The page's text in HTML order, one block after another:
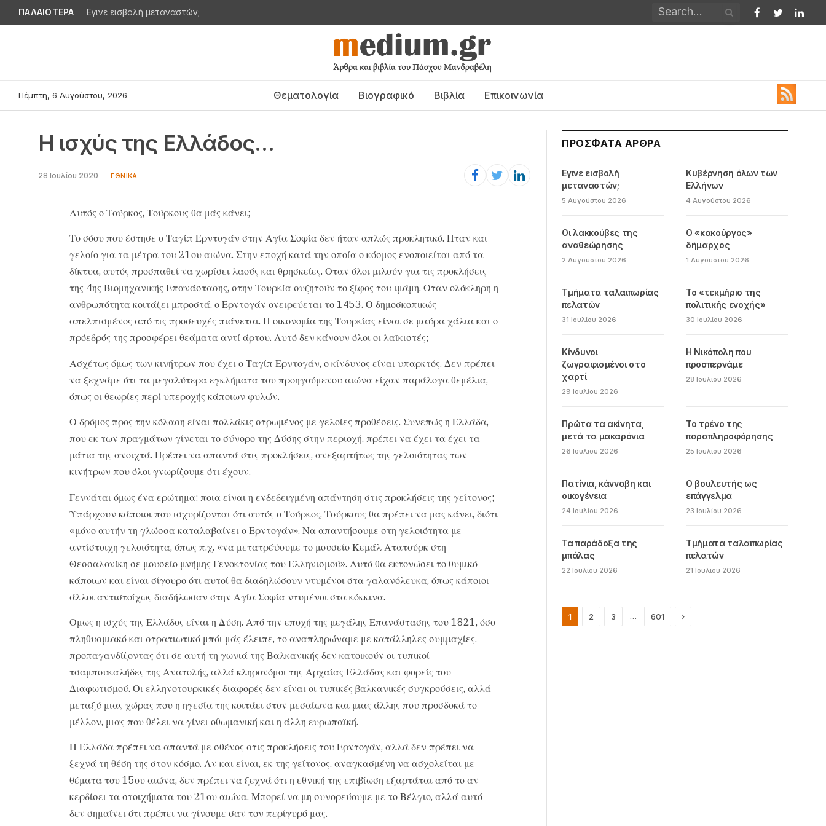
ΠΑΛΑΙΟΤΕΡΑ Εγινε εισβολή μεταναστών;
Facebook
Twitter
Πέμπτη, 6 Αυγούστου, 2026 Θεματολογία Βιογραφικό Βιβλία Επικοινωνία
Η ισχύς της Ελλάδος…
28 Ιουλίου 2020 ΕΘΝΙΚΆ
Αυτός ο Τούρκος, Τούρκους θα μάς κάνει;
Το σόου που έστησε ο Ταγίπ Ερντογάν στην Αγία Σοφία δεν ήταν απλώς προκλητικό. Ηταν και
γελοίο για τα μέτρα του 21ου αιώνα. Στην εποχή κατά την οποία ο κόσμος ενοποιείται από τα
δίκτυα, αυτός προσπαθεί να χωρίσει λαούς και θρησκείες. Οταν όλοι μιλούν για τις προκλήσεις
της 4ης Βιομηχανικής Επανάστασης, στην Τουρκία συζητούν το ξίφος του ιμάμη. Οταν ολόκληρη η
ανθρωπότητα κοιτάζει μπροστά, ο Ερντογάν ονειρεύεται το 1453. Ο δημοσκοπικώς
απελπισμένος από τις προσευχές πιάνεται. Η οικονομία της Τουρκίας είναι σε μαύρα χάλια και ο
πρόεδρός της προσφέρει θεάματα αντί άρτου. Αυτό δεν κάνουν όλοι οι λαϊκιστές;
Ασχέτως όμως των κινήτρων που έχει ο Ταγίπ Ερντογάν, ο κίνδυνος είναι υπαρκτός. Δεν πρέπει
να ξεχνάμε ότι τα μεγαλύτερα εγκλήματα του προηγούμενου αιώνα είχαν παράλογα θεμέλια,
όπως οι θεωρίες περί υπεροχής κάποιων φυλών.
Ο δρόμος προς την κόλαση είναι πολλάκις στρωμένος με γελοίες προθέσεις. Συνεπώς η Ελλάδα,
που εκ των πραγμάτων γίνεται το σύνορο της Δύσης στην περιοχή, πρέπει να έχει τα έχει τα
μάτια της ανοιχτά. Πρέπει να απαντά στις προκλήσεις, ανεξαρτήτως της γελοιότητας των
κινήτρων που όλοι γνωρίζουμε ότι έχουν.
Γεννάται όμως ένα ερώτημα: ποια είναι η ενδεδειγμένη απάντηση στις προκλήσεις της γείτονος;
Υπάρχουν κάποιοι που ισχυρίζονται ότι αυτός ο Τούρκος, Τούρκους θα πρέπει να μας κάνει, διότι
«μόνο αυτήν τη γλώσσα καταλαβαίνει ο Ερντογάν». Να απαντήσουμε στη γελοιότητα με
αντίστοιχη γελοιότητα, όπως π.χ. «να μετατρέψουμε το μουσείο Κεμάλ Ατατούρκ στη
Θεσσαλονίκη σε μουσείο μνήμης Γενοκτονίας του Ελληνισμού». Αυτό θα εκτονώσει το θυμικό
κάποιων και είναι σίγουρο ότι αυτοί θα διαδηλώσουν ντυμένοι στα γαλανόλευκα, όπως κάποιοι
άλλοι αντιστοίχως διαδήλωσαν στην Αγία Σοφία ντυμένοι στα κόκκινα.
Ομως η ισχύς της Ελλάδος είναι η Δύση. Από την εποχή της μεγάλης Επανάστασης του 1821, όσο
πληθυσμιακό και στρατιωτικό μπόι μάς έλειπε, το αναπληρώναμε με κατάλληλες συμμαχίες,
προπαγανδίζοντας ότι σε αυτή τη γωνιά της Βαλκανικής δεν κατοικούν οι τυπικοί
τσαμπουκαλήδες της Ανατολής, αλλά κληρονόμοι της Αρχαίας Ελλάδας και φορείς του
Διαφωτισμού. Οι ελληνοτουρκικές διαφορές δεν είναι οι τυπικές βαλκανικές συγκρούσεις, αλλά
μεταξύ μιας χώρας που η ηγεσία της κοιτάει στον μεσαίωνα και μιας άλλης που προσδοκά το
μέλλον, μιας που θέλει να γίνει οθωμανική και η άλλη ευρωπαϊκή.
Η Ελλάδα πρέπει να απαντά με σθένος στις προκλήσεις του Ερντογάν, αλλά δεν πρέπει να
ξεχνά τη θέση της στον κόσμο. Αν και είναι, εκ της γείτονος, αναγκασμένη να ασχολείται με
θέματα του 15ου αιώνα, δεν πρέπει να ξεχνά ότι η εθνική της επιβίωση εξαρτάται από το αν
κερδίσει τα στοιχήματα του 21ου αιώνα. Μπορεί να μη συνορεύουμε με το Βέλγιο, αλλά αυτό
δεν σημαίνει ότι πρέπει να γίνουμε σαν τον περίγυρό μας.
ΠΡΌΣΦΑΤΑ ΆΡΘΡΑ
Εγινε εισβολή
μεταναστών;
5 Αυγούστου 2026
Κυβέρνηση όλων των
Ελλήνων
4 Αυγούστου 2026
Οι λακκούβες της
αναθεώρησης
2 Αυγούστου 2026
Ο «κακούργος»
δήμαρχος
1 Αυγούστου 2026
Τμήματα ταλαιπωρίας
πελατών
31 Ιουλίου 2026
Το «τεκμήριο της
πολιτικής ενοχής»
30 Ιουλίου 2026
Κίνδυνοι
ζωγραφισμένοι στο
χαρτί
29 Ιουλίου 2026
Η Νικόπολη που
προσπερνάμε
28 Ιουλίου 2026
Πρώτα τα ακίνητα,
μετά τα μακαρόνια
26 Ιουλίου 2026
Το τρένο της
παραπληροφόρησης
25 Ιουλίου 2026
Πατίνια, κάνναβη και
οικογένεια
24 Ιουλίου 2026
Ο βουλευτής ως
επάγγελμα
23 Ιουλίου 2026
Τα παράδοξα της
μπάλας
22 Ιουλίου 2026
Τμήματα ταλαιπωρίας
πελατών
21 Ιουλίου 2026
1 2 3 … 601 Next